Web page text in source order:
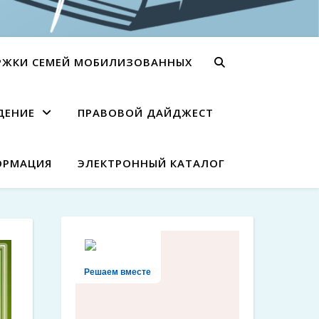
СЕМЕЙ МОБИЛИЗОВАННЫХ
ПРАВОВОЙ ДАЙДЖЕСТ
ЭЛЕКТРОННЫЙ КАТАЛОГ
Решаем вместе